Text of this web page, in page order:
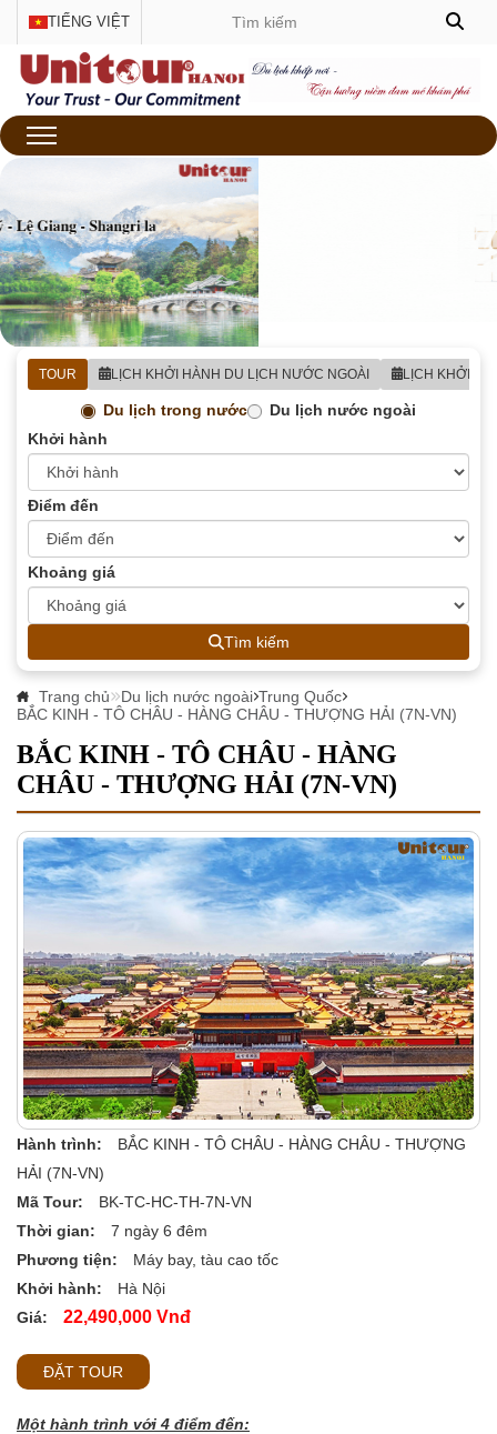
TIẾNG VIỆT
TOUR LỊCH KHỞI HÀNH DU LỊCH NƯỚC NGOÀI LỊCH KHỞI
Du lịch trong nước
Du lịch nước ngoài
Khởi hành
Điểm đến
Khoảng giá
Tìm kiếm
Trang chủ Du lịch nước ngoài Trung Quốc
BẮC KINH - TÔ CHÂU - HÀNG CHÂU - THƯỢNG HẢI (7N-VN)
BẮC KINH - TÔ CHÂU - HÀNG
CHÂU - THƯỢNG HẢI (7N-VN)
Hành trình:
BẮC KINH - TÔ CHÂU - HÀNG CHÂU - THƯỢNG
HẢI (7N-VN)
Mã Tour:
BK-TC-HC-TH-7N-VN
Thời gian:
7 ngày 6 đêm
Phương tiện:
Máy bay, tàu cao tốc
Khởi hành:
Hà Nội
Giá:
22,490,000 Vnđ
ĐẶT TOUR
Một hành trình với 4 điểm đến: